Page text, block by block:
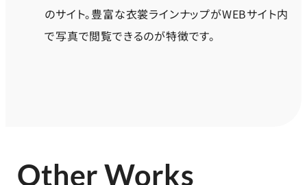
のサイト。豊富な衣裳ラインナップがWEBサイト内
で写真で閲覧できるのが特徴です。
Other Works